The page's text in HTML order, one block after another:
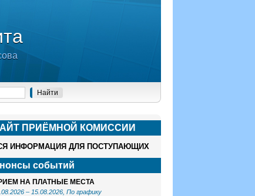
ПРИЁМНОЙ КОМИСCИИ
ИНФОРМАЦИЯ ДЛЯ ПОСТУПАЮЩИХ
событий
НА ПЛАТНЫЕ МЕСТА
– 15.08.2026 , По графику